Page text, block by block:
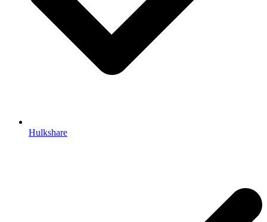
Hulkshare